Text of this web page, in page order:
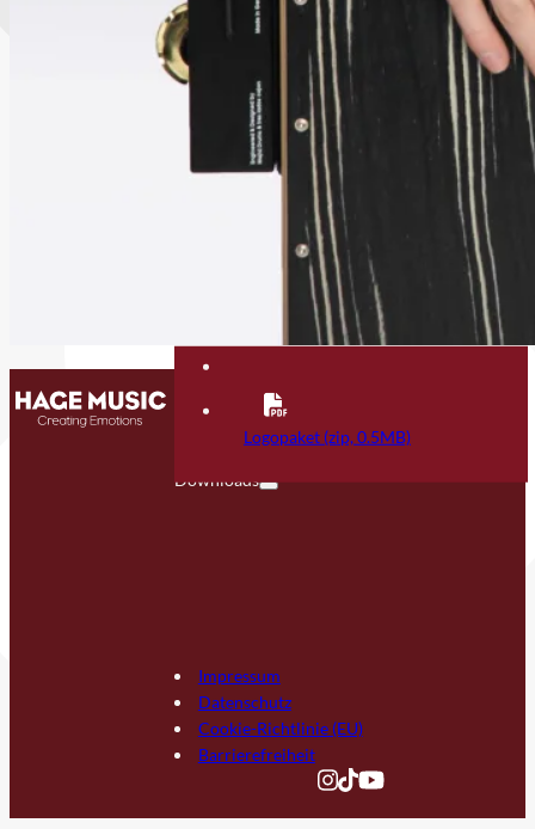
Downloads
Logopaket (zip, 0.5MB)
Impressum
Datenschutz
Cookie-Richtlinie (EU)
Barrierefreiheit